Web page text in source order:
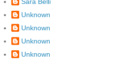
Unknown
Unknown
Unknown
Unknown